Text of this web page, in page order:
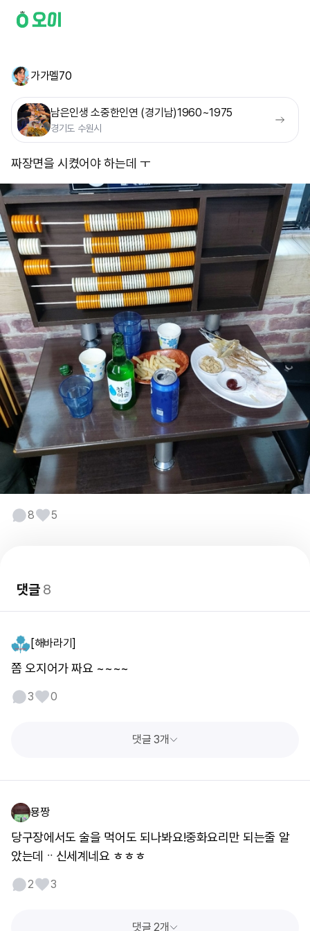
가가멜70
남은인생 소중한인연 (경기남)1960~1975
경기도 수원시
짜장면을 시켰어야 하는데 ㅜ
8 5
댓글8
[해바라기]
쫌 오지어가 짜요 ~~~~
3 0
댓글 3개
묭짱
당구장에서도 술을 먹어도 되나봐요!중화요리만 되는줄 알
았는데ᆢ신세계네요 ㅎㅎㅎ
2 3
댓글 2개